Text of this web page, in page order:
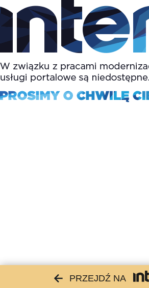
PRZEJDŹ NA